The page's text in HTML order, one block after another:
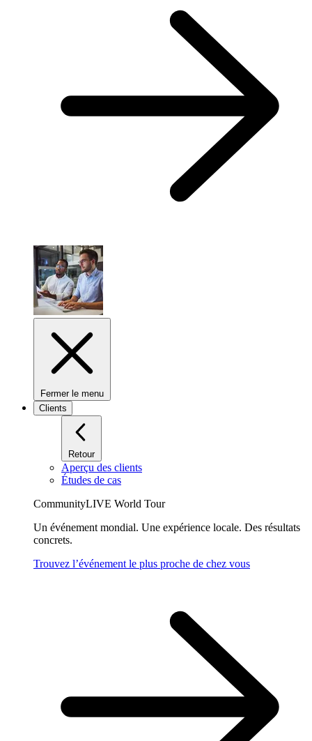
Fermer le menu
Clients
Retour
Aperçu des clients
Études de cas
CommunityLIVE World Tour
Un événement mondial. Une expérience locale. Des résultats
concrets.
Trouvez l’événement le plus proche de chez vous